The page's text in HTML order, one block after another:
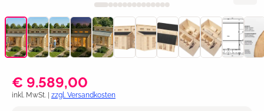
€ 9.589,00
inkl. MwSt. | zzgl. Versandkosten